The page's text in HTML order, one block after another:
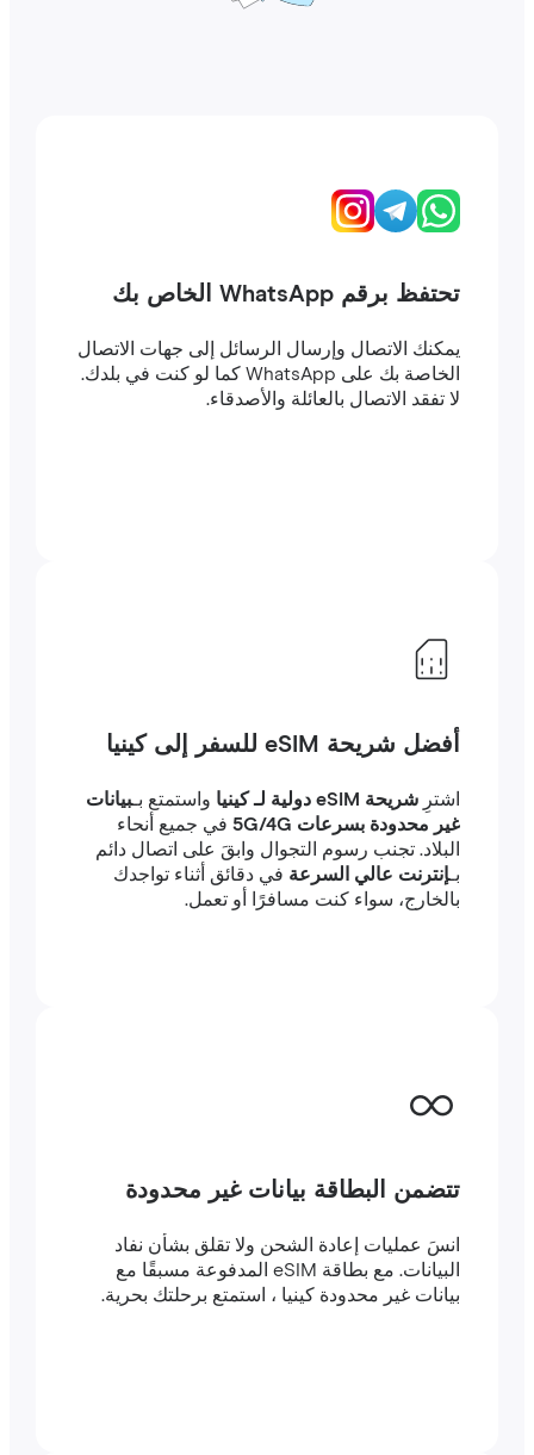
تحتفظ برقم WhatsApp الخاص بك
يمكنك الاتصال وإرسال الرسائل إلى جهات الاتصال
الخاصة بك على WhatsApp كما لو كنت في بلدك.
لا تفقد الاتصال بالعائلة والأصدقاء.
أفضل شريحة eSIM للسفر إلى كينيا
شريحة eSIM دولية لـ كينيا واستمتع بـبيانات
غير محدودة بسرعات 5G/4G
في جميع أنحاء
البلاد. تجنب رسوم التجوال وابقَ على اتصال دائم
إنترنت عالي السرعةفي دقائق أثناء تواجدك
بالخارج، سواء كنت مسافرًا أو تعمل.
تتضمن البطاقة بيانات غير محدودة
انسَ عمليات إعادة الشحن ولا تقلق بشأن نفاد
البيانات. مع بطاقة eSIM المدفوعة مسبقًا مع
بيانات غير محدودة كينيا ، استمتع برحلتك بحرية.